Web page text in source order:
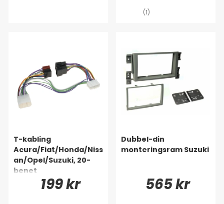
(1)
T-kabling
Acura/Fiat/Honda/Niss
an/Opel/Suzuki, 20-
benet
199 kr
Dubbel-din
monteringsram Suzuki
565 kr